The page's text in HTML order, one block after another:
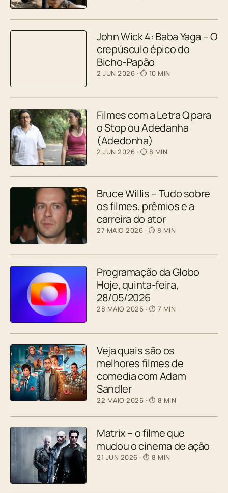
John Wick 4: Baba Yaga – O
crepúsculo épico do
Bicho-Papão
2 JUN 2026 · ⏱ 10 MIN
Filmes com a Letra Q para
o Stop ou Adedanha
(Adedonha)
2 JUN 2026 · ⏱ 8 MIN
Bruce Willis – Tudo sobre
os filmes, prêmios e a
carreira do ator
27 MAIO 2026 · ⏱ 8 MIN
Programação da Globo
Hoje, quinta-feira,
28/05/2026
28 MAIO 2026 · ⏱ 7 MIN
Veja quais são os
melhores filmes de
comedia com Adam
Sandler
22 MAIO 2026 · ⏱ 8 MIN
Matrix – o filme que
mudou o cinema de ação
21 JUN 2026 · ⏱ 8 MIN